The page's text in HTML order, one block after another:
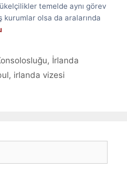
temelde aynı görev
kurumlar olsa da aralarında
, İrlanda
, irlanda vizesi